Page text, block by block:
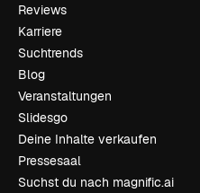
Reviews
Karriere
Suchtrends
Blog
Veranstaltungen
Slidesgo
Deine Inhalte verkaufen
Pressesaal
Suchst du nach magnific.ai